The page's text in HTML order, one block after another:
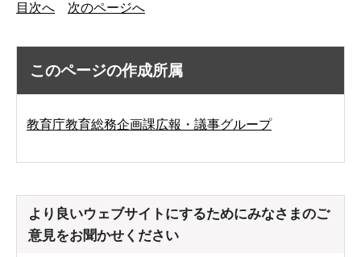
目次へ 次のページへ
このページの作成所属
教育庁教育総務企画課広報・議事グループ
より良いウェブサイトにするためにみなさまのご
意見をお聞かせください